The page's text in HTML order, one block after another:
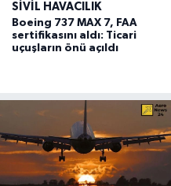
SIVIL HAVACILIK
Boeing 737 MAX 7, FAA
sertifikasını aldı: Ticari
uçuşların önü açıldı